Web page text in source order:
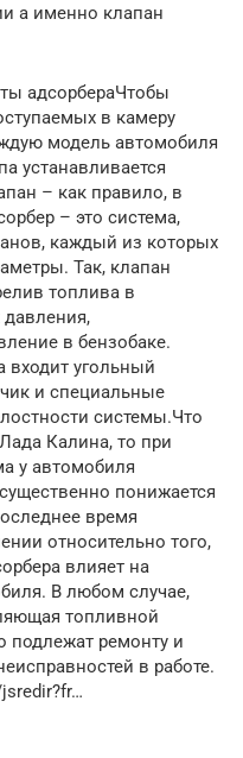
а именно клапан
адсорбераЧтобы
в камеру
модель автомобиля
устанавливается
– как правило, в
– это система,
каждый из которых
Так, клапан
топлива в
давления,
в бензобаке.
входит угольный
и специальные
системы.Что
Калина, то при
у автомобиля
понижается
время
относительно того,
влияет на
В любом случае,
топливной
подлежат ремонту и
в работе.